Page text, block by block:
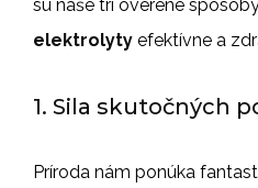
sú naše tri overené
elektrolyty efektívne a
1. Sila skutočných
Príroda nám ponúka